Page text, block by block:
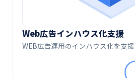
Web広告インハウス化支援
WEB広告運用のインハウス化を支援